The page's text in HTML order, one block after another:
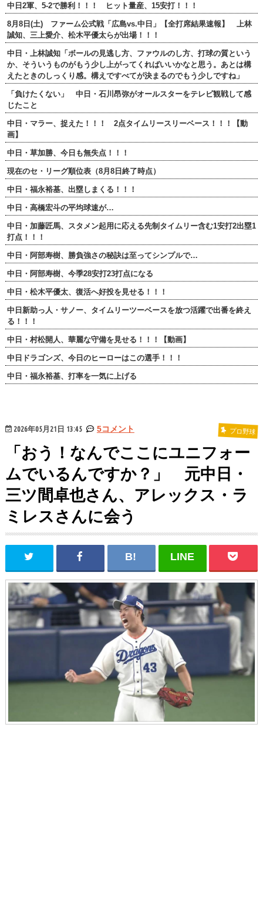
中日2軍、5-2で勝利！！！ ヒット量産、15安打！！！
8月8日(土) ファーム公式戦「広島vs.中日」【全打席結果速報】 上林
誠知、三上愛介、松木平優太らが出場！！！
中日・上林誠知「ボールの見逃し方、ファウルのし方、打球の質という
か、そういうものがもう少し上がってくればいいかなと思う。あとは構
えたときのしっくり感。構えですべてが決まるのでもう少しですね」
「負けたくない」 中日・石川昂弥がオールスターをテレビ観戦して感
じたこと
中日・マラー、捉えた！！！ 2点タイムリースリーベース！！！【動
画】
中日・草加勝、今日も無失点！！！
現在のセ・リーグ順位表（8月8日終了時点）
中日・福永裕基、出塁しまくる！！！
中日・高橋宏斗の平均球速が…
中日・加藤匠馬、スタメン起用に応える先制タイムリー含む1安打2出塁1
打点！！！
中日・阿部寿樹、勝負強さの秘訣は至ってシンプルで…
中日・阿部寿樹、今季28安打23打点になる
中日・松木平優太、復活へ好投を見せる！！！
中日新助っ人・サノー、タイムリーツーベースを放つ活躍で出番を終え
る！！！
中日・村松開人、華麗な守備を見せる！！！【動画】
中日ドラゴンズ、今日のヒーローはこの選手！！！
中日・福永裕基、打率を一気に上げる
2026年05月21日 13:45 5コメント プロ野球
「おう！なんでここにユニフォー
ムでいるんですか？」 元中日・
三ツ間卓也さん、アレックス・ラ
ミレスさんに会う